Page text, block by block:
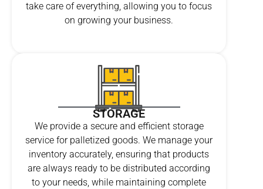
take care of everything, allowing you to focus
on growing your business.
STORAGE
We provide a secure and efficient storage
service for palletized goods. We manage your
inventory accurately, ensuring that products
are always ready to be distributed according
to your needs, while maintaining complete